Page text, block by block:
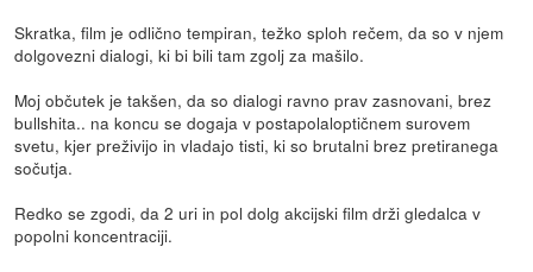
Skratka, film je odlično tempiran, težko sploh rečem, da so v njem
dolgovezni dialogi, ki bi bili tam zgolj za mašilo.
Moj občutek je takšen, da so dialogi ravno prav zasnovani, brez
bullshita.. na koncu se dogaja v postapolaloptičnem surovem
svetu, kjer preživijo in vladajo tisti, ki so brutalni brez pretiranega
sočutja.
Redko se zgodi, da 2 uri in pol dolg akcijski film drži gledalca v
popolni koncentraciji.